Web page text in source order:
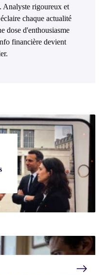
Analyste rigoureux et
chaque actualité
dose d'enthousiasme
financière devient